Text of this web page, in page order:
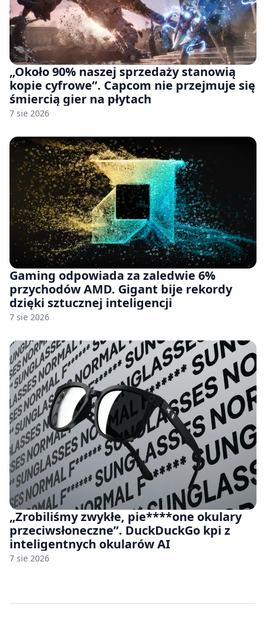
„Około 90% naszej sprzedaży stanowią
kopie cyfrowe”. Capcom nie przejmuje się
śmiercią gier na płytach
7 sie 2026
Gaming odpowiada za zaledwie 6%
przychodów AMD. Gigant bije rekordy
dzięki sztucznej inteligencji
7 sie 2026
„Zrobiliśmy zwykłe, pie****one okulary
przeciwsłoneczne”. DuckDuckGo kpi z
inteligentnych okularów AI
7 sie 2026